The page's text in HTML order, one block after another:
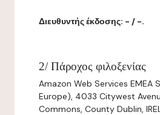
Διευθυντής έκδοσης: - / -.
2/ Πάροχος φιλοξενίας
Amazon Web Services EMEA
Europe), 4033 Citywest
Commons, County Dublin,